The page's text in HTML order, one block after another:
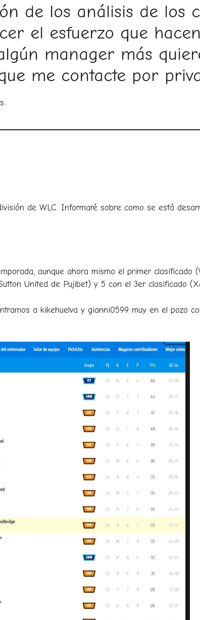
de los análisis de los
el esfuerzo que
manager más
me contacte por
de WLC. Informaré sobre como se está
aunque ahora mismo el primer clasificado
United de Pujibet) y 5 con el 3er clasificado
a kikehuelva y gianni0599 muy en el pozo